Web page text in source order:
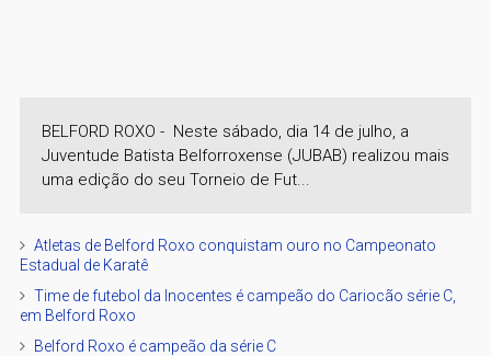
BELFORD ROXO - Neste sábado, dia 14 de julho, a
Juventude Batista Belforroxense (JUBAB) realizou mais
uma edição do seu Torneio de Fut...
Atletas de Belford Roxo conquistam ouro no Campeonato
Estadual de Karatê
Time de futebol da Inocentes é campeão do Cariocão série C,
em Belford Roxo
Belford Roxo é campeão da série C